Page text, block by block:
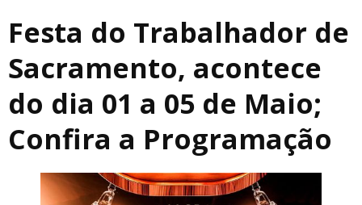
Festa do Trabalhador de
Sacramento, acontece
do dia 01 a 05 de Maio;
Confira a Programação